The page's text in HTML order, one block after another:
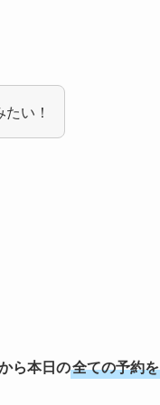
い！
ら本日の全ての予約